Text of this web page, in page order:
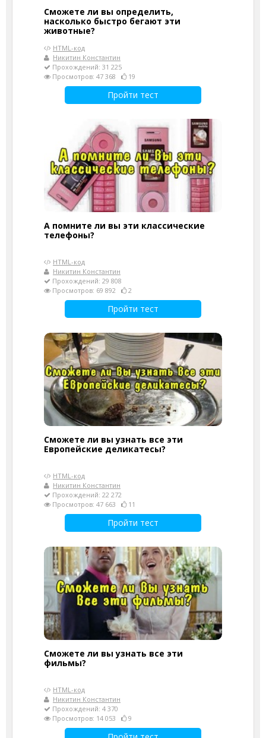
Сможете ли вы определить,
насколько быстро бегают эти
животные?
HTML-код
Никитин Константин
Прохождений: 31 225
Просмотров: 47 368
19
Пройти тест
А помните ли вы эти классические
телефоны?
HTML-код
Никитин Константин
Прохождений: 29 808
Просмотров: 69 892
2
Пройти тест
Сможете ли вы узнать все эти
Европейские деликатесы?
HTML-код
Никитин Константин
Прохождений: 22 272
Просмотров: 47 663
11
Пройти тест
Сможете ли вы узнать все эти
фильмы?
HTML-код
Никитин Константин
Прохождений: 4 370
Просмотров: 14 053
9